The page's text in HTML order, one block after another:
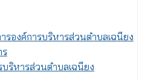
รองค์การบริหารส่วนตำบลเฉนียง
ริหารส่วนตำบลเฉนียง